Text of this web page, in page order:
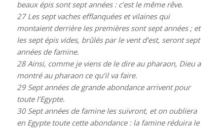
beaux épis sont sept années : c’est le même rêve.
27Les sept vaches efflanquées et vilaines qui
montaient derrière les premières sont sept années ; et
les sept épis vides, brûlés par le vent d’est, seront sept
années de famine.
28 Ainsi, comme je viens de le dire au pharaon, Dieu a
montré au pharaon ce qu’il va faire.
29 Sept années de grande abondance arrivent pour
toute l’Egypte.
30 Sept années de famine les suivront, et on oubliera
en Egypte toute cette abondance : la famine réduira le